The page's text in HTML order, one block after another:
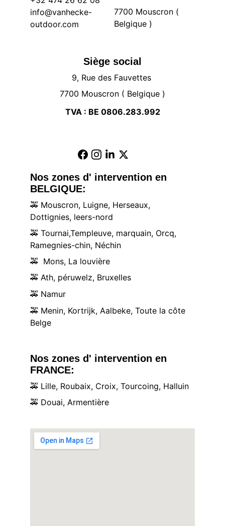
Siège social
9, Rue des Fauvettes
7700 Mouscron ( Belgique )
TVA : BE 0806.283.992
info@vanhecke-
outdoor.com
Nos zones d' intervention en
BELGIQUE:
🚕 Mouscron, Luigne, Herseaux,
Dottignies, leers-nord
🚕 Tournai,Templeuve, marquain, Orcq,
Ramegnies-chin, Néchin
🚕
  Mons, La louvière
🚕 Ath, péruwelz, Bruxelles
🚕 Namur
🚕 Menin, Kortrijk, Aalbeke, Toute la côte
Belge
Nos zones d' intervention en
FRANCE:
🚕 Lille, Roubaix, Croix, Tourcoing, Halluin
🚕 Douai, Armentière
7700 Mouscron (
Belgique )